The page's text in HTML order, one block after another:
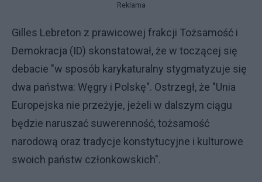
Reklama
Gilles Lebreton z prawicowej frakcji Tożsamość i
Demokracja (ID) skonstatował, że w toczącej się
debacie "w sposób karykaturalny stygmatyzuje się
dwa państwa: Węgry i Polskę". Ostrzegł, że "Unia
Europejska nie przeżyje, jeżeli w dalszym ciągu
będzie naruszać suwerenność, tożsamość
narodową oraz tradycje konstytucyjne i kulturowe
swoich państw członkowskich".